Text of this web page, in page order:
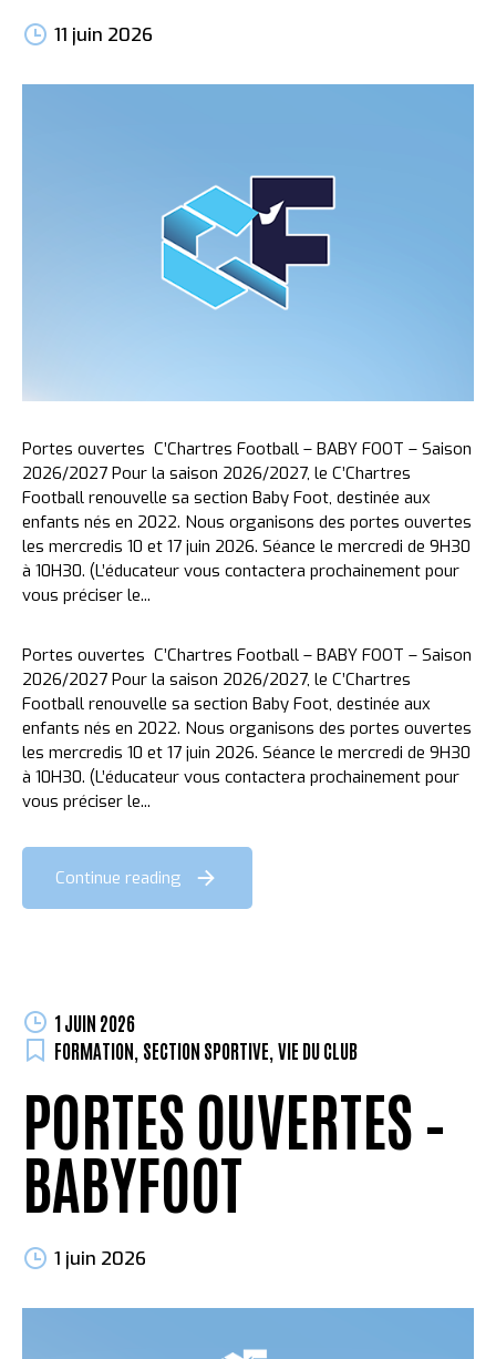
11 juin 2026
Portes ouvertes C’Chartres Football – BABY FOOT – Saison
2026/2027 Pour la saison 2026/2027, le C’Chartres
Football renouvelle sa section Baby Foot, destinée aux
enfants nés en 2022. Nous organisons des portes ouvertes
les mercredis 10 et 17 juin 2026. Séance le mercredi de 9H30
à 10H30. (L’éducateur vous contactera prochainement pour
vous préciser le...
Portes ouvertes C’Chartres Football – BABY FOOT – Saison
2026/2027 Pour la saison 2026/2027, le C’Chartres
Football renouvelle sa section Baby Foot, destinée aux
enfants nés en 2022. Nous organisons des portes ouvertes
les mercredis 10 et 17 juin 2026. Séance le mercredi de 9H30
à 10H30. (L’éducateur vous contactera prochainement pour
vous préciser le...
Continue reading
1 JUIN 2026
FORMATION SECTION SPORTIVE VIE DU CLUB
PORTES OUVERTES –
BABYFOOT
1 juin 2026